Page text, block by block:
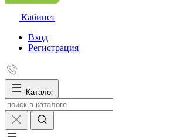
Кабинет
Вход
Регистрация
Каталог